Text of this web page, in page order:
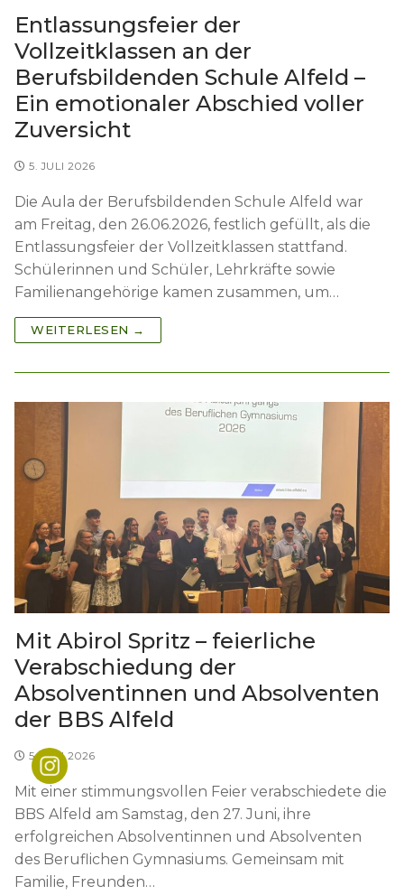
Teams
Organigramm
Lehrkräfteausbildung
Kooperationen
Krankmeldung
Infos für Ausbildungsbetriebe
Beratung
Beratungsteam
Berufsberatung
Job-Matching
Förderverein
Entlassungsfeier der
Vollzeitklassen an der
Berufsbildenden Schule Alfeld –
Ein emotionaler Abschied voller
Zuversicht
5. JULI 2026
Die Aula der Berufsbildenden Schule Alfeld war
am Freitag, den 26.06.2026, festlich gefüllt, als die
Entlassungsfeier der Vollzeitklassen stattfand.
Schülerinnen und Schüler, Lehrkräfte sowie
Familienangehörige kamen zusammen, um…
WEITERLESEN →
Mit Abirol Spritz – feierliche
Verabschiedung der
Absolventinnen und Absolventen
der BBS Alfeld
5. JULI 2026
Mit einer stimmungsvollen Feier verabschiedete die
BBS Alfeld am Samstag, den 27. Juni, ihre
erfolgreichen Absolventinnen und Absolventen
des Beruflichen Gymnasiums. Gemeinsam mit
Familie, Freunden…